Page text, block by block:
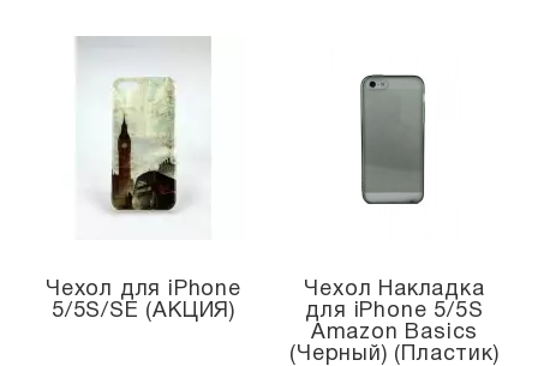
Чехол для iPhone
5/5S/SE (АКЦИЯ)
Чехол Накладка
для iPhone 5/5S
Amazon Basics
(Черный) (Пластик)